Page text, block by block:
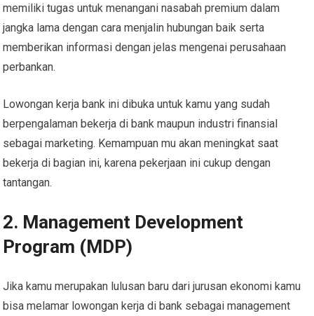
memiliki tugas untuk menangani nasabah premium dalam
jangka lama dengan cara menjalin hubungan baik serta
memberikan informasi dengan jelas mengenai perusahaan
perbankan.
Lowongan kerja bank ini dibuka untuk kamu yang sudah
berpengalaman bekerja di bank maupun industri finansial
sebagai marketing. Kemampuan mu akan meningkat saat
bekerja di bagian ini, karena pekerjaan ini cukup dengan
tantangan.
2. Management Development
Program (MDP)
Jika kamu merupakan lulusan baru dari jurusan ekonomi kamu
bisa melamar lowongan kerja di bank sebagai management